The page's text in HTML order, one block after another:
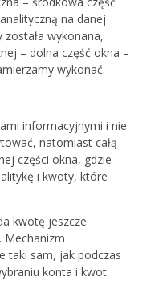
na danej
wykonana,
– dolna część okna –
wykonać.
informacyjnymi i nie
natomiast całą
części okna, gdzie
i kwoty, które
kwotę jeszcze
Mechanizm
taki sam, jak podczas
konta i kwot